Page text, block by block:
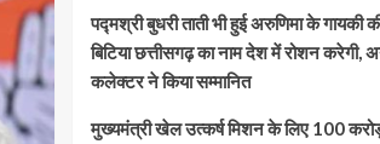
पद्मश्री बुधरी ताती भी हुई अरुणिमा के गायकी
बिटिया छत्तीसगढ़ का नाम देश में रोशन करेगी,
कलेक्टर ने किया सम्मानित
मुख्यमंत्री खेल उत्कर्ष मिशन के लिए 100